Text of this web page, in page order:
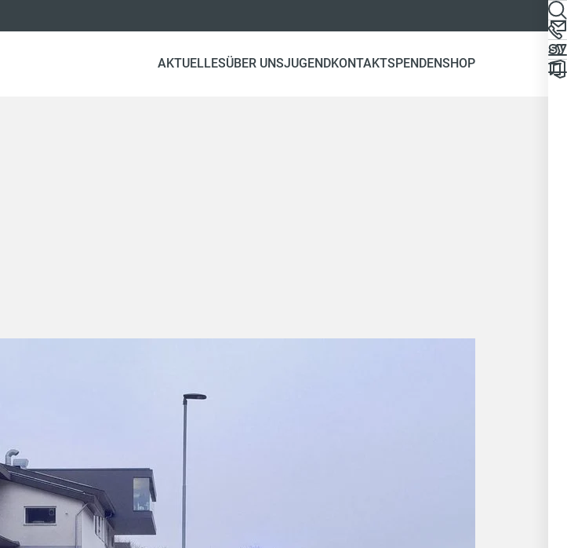
AKTUELLESÜBER UNSJUGENDKONTAKTSPENDENSHOP